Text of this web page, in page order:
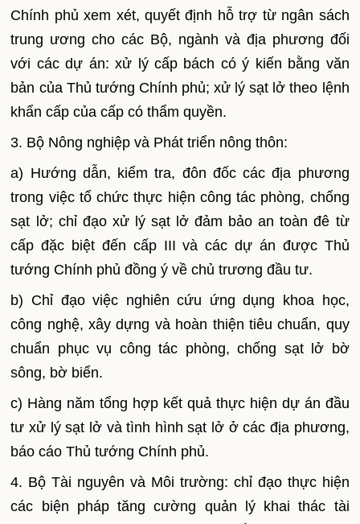
Chính phủ xem xét, quyết định hỗ trợ từ ngân sách
trung ương cho các Bộ, ngành và địa phương đối
với các dự án: xử lý cấp bách có ý kiến bằng văn
bản của Thủ tướng Chính phủ; xử lý sạt lở theo lệnh
khẩn cấp của cấp có thẩm quyền.
3. Bộ Nông nghiệp và Phát triển nông thôn:
a) Hướng dẫn, kiểm tra, đôn đốc các địa phương
trong việc tổ chức thực hiện công tác phòng, chống
sạt lở; chỉ đạo xử lý sạt lở đảm bảo an toàn đê từ
cấp đặc biệt đến cấp III và các dự án được Thủ
tướng Chính phủ đồng ý về chủ trương đầu tư.
b) Chỉ đạo việc nghiên cứu ứng dụng khoa học,
công nghệ, xây dựng và hoàn thiện tiêu chuẩn, quy
chuẩn phục vụ công tác phòng, chống sạt lở bờ
sông, bờ biển.
c) Hàng năm tổng hợp kết quả thực hiện dự án đầu
tư xử lý sạt lở và tình hình sạt lở ở các địa phương,
báo cáo Thủ tướng Chính phủ.
4. Bộ Tài nguyên và Môi trường: chỉ đạo thực hiện
các biện pháp tăng cường quản lý khai thác tài